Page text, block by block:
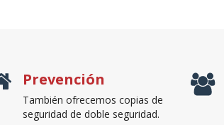
Prevención
También ofrecemos copias de
seguridad de doble seguridad.